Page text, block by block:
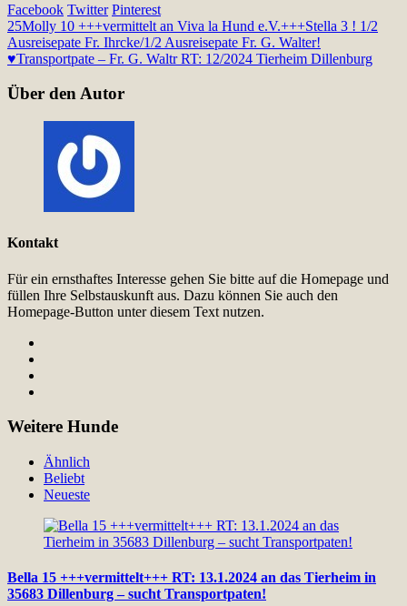
Facebook Twitter Pinterest
25Molly 10 +++vermittelt an Viva la Hund e.V.+++Stella 3 ! 1/2
Ausreisepate Fr. Ihrcke/1/2 Ausreisepate Fr. G. Walter!
♥Transportpate – Fr. G. Waltr RT: 12/2024 Tierheim Dillenburg
Über den Autor
Kontakt
Für ein ernsthaftes Interesse gehen Sie bitte auf die Homepage und
füllen Ihre Selbstauskunft aus. Dazu können Sie auch den
Homepage-Button unter diesem Text nutzen.
Weitere Hunde
Ähnlich
Beliebt
Neueste
Bella 15 +++vermittelt+++ RT: 13.1.2024 an das Tierheim in
35683 Dillenburg – sucht Transportpaten!